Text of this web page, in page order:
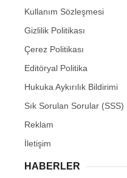
Kullanım Sözleşmesi
Gizlilik Politikası
Çerez Politikası
Editöryal Politika
Hukuka Aykırılık Bildirimi
Sık Sorulan Sorular (SSS)
Reklam
İletişim
HABERLER